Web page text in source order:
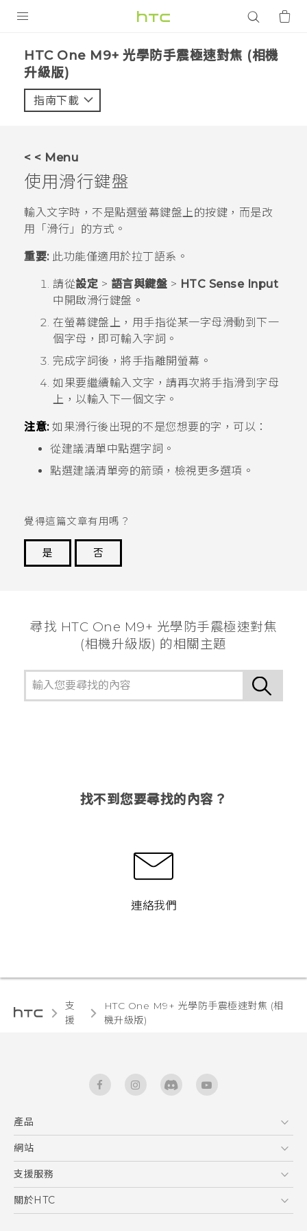
VIVE
智能手機
配件
VIVERSE
應用程式
HTC One M9+ 光學防手震極速對焦 (相機
升級版)‎
指南下載
< < Menu
使用滑行鍵盤
輸入文字時，不是點選螢幕鍵盤上的按鍵，而是改
用「滑行」的方式。
重要:此功能僅適用於拉丁語系。
請從設定 > 語言與鍵盤 > HTC Sense Input
中開啟滑行鍵盤。
在螢幕鍵盤上，用手指從某一字母滑動到下一
個字母，即可輸入字詞。
完成字詞後，將手指離開螢幕。
如果要繼續輸入文字，請再次將手指滑到字母
上，以輸入下一個文字。
注意:如果滑行後出現的不是您想要的字，可以：
從建議清單中點選字詞。
點選建議清單旁的箭頭，檢視更多選項。
覺得這篇文章有用嗎？
是
否
尋找 HTC One M9+ 光學防手震極速對焦
(相機升級版) 的相關主題
找不到您要尋找的內容？
連絡我們
支
援
HTC One M9+ 光學防手震極速對焦 (相
機升級版)‎
產品
5G
智能手機
區塊鍊手機
網站
HTC Dev
HTC Research
支援服務
服務中心
關於HTC